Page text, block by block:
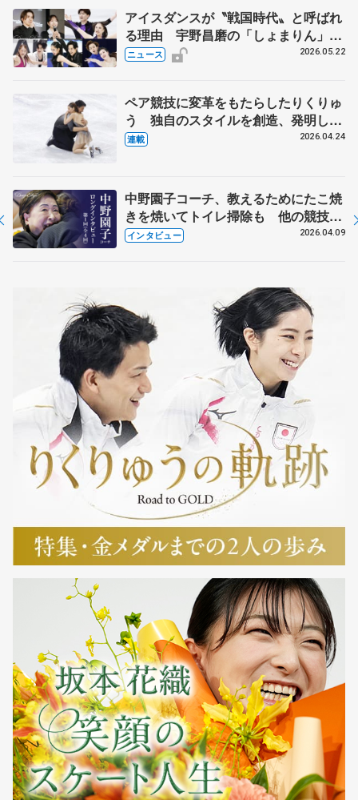
アイスダンスが〝戦国時代〟と呼ばれ
る理由 宇野昌磨の「しょまりん」ら
実力者が相次いで参戦 国内の競争激
ニュース 2026.05.22
ペア競技に変革をもたらしたりくりゅ
う 独自のスタイルを創造、発明した
【引退発表後②】
連載 2026.04.24
中野園子コーチ、教えるためにたこ焼
きを焼いてトイレ掃除も 他の競技に
も通用するという坂本花織の筋肉
インタビュー 2026.04.09